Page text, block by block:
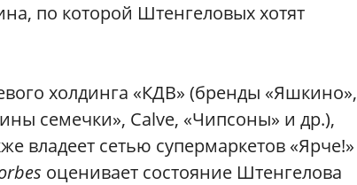
по которой Штенгеловых хотят
холдинга «КДВ» (бренды «Яшкино»,
семечки», Calve, «Чипсоны» и др.),
владеет сетью супермаркетов «Ярче!»
оценивает состояние Штенгелова